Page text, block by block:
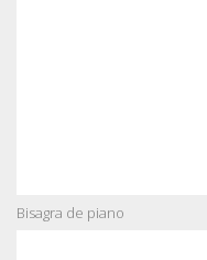
Bisagra de piano